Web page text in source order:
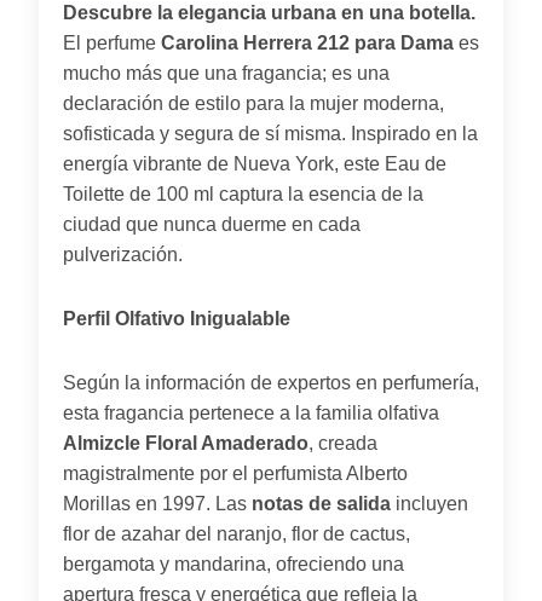
Descubre la elegancia urbana en una botella.
El perfume Carolina Herrera 212 para Dama es
mucho más que una fragancia; es una
declaración de estilo para la mujer moderna,
sofisticada y segura de sí misma. Inspirado en la
energía vibrante de Nueva York, este Eau de
Toilette de 100 ml captura la esencia de la
ciudad que nunca duerme en cada
pulverización.
Perfil Olfativo Inigualable
Según la información de expertos en perfumería,
esta fragancia pertenece a la familia olfativa
Almizcle Floral Amaderado, creada
magistralmente por el perfumista Alberto
Morillas en 1997. Las notas de salida incluyen
flor de azahar del naranjo, flor de cactus,
bergamota y mandarina, ofreciendo una
apertura fresca y energética que refleja la